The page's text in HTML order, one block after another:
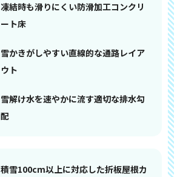
凍結時も滑りにくい防滑加工コンクリ
ート床
雪かきがしやすい直線的な通路レイア
ウト
雪解け水を速やかに流す適切な排水勾
配
積雪100cm以上に対応した折板屋根カ